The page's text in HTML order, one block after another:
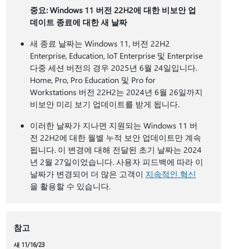
중요: Windows 11 버전 22H2에 대한 비보안 업
데이트 종료에 대한 새 날짜
새 종료 날짜는 Windows 11, 버전 22H2
Enterprise, Education, IoT Enterprise 및 Enterprise
다중 세션 버전의 경우 2025년 6월 24일입니다.
Home, Pro, Pro Education 및 Pro for
Workstations 버전 22H2는 2024년 6월 26일까지
비보안 미리 보기 업데이트를 받게 됩니다.
이러한 날짜가 지나면 지원되는 Windows 11 버
전 22H2에 대한 월별 누적 보안 업데이트만 계속
됩니다. 이 변경에 대해 전달된 초기 날짜는 2024
년 2월 27일이었습니다. 사용자 피드백에 따라 이
날짜가 변경되어 더 많은 고객이 지속적인 혁신
을 활용할 수 있습니다.
참고
새 11/16/23